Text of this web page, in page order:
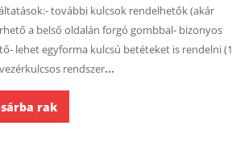
további kulcsok rendelhetők (akár
a belső oldalán forgó gombbal- bizonyos
lehet egyforma kulcsú betéteket is rendelni (1
rendszer...
rak